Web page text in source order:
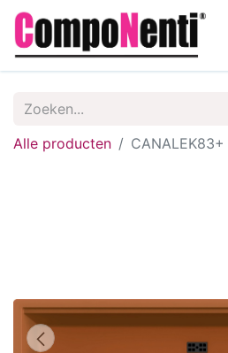
Alle producten CANALEK83+